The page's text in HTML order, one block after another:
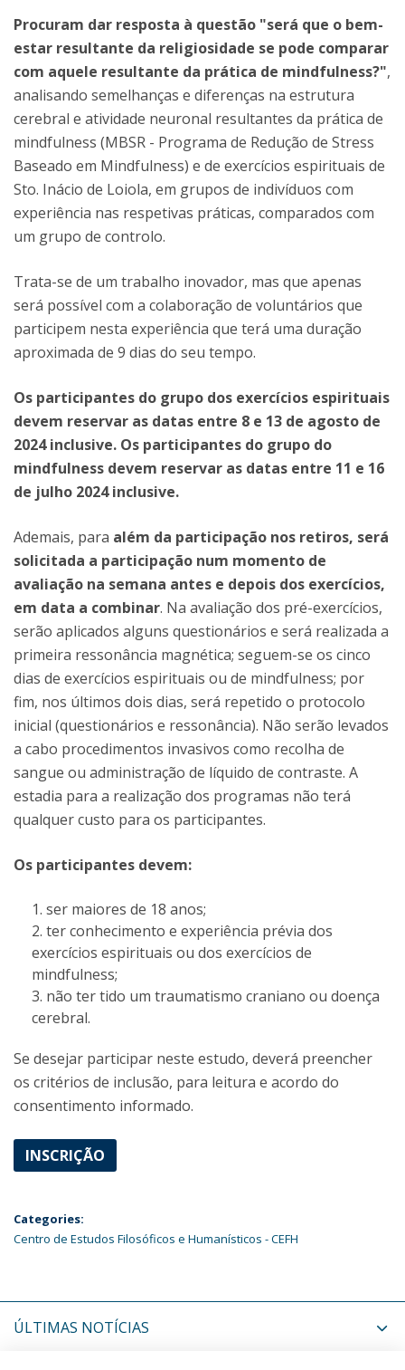
Procuram dar resposta à questão "será que o bem-
estar resultante da religiosidade se pode comparar
com aquele resultante da prática de mindfulness?",
analisando semelhanças e diferenças na estrutura
cerebral e atividade neuronal resultantes da prática de
mindfulness (MBSR - Programa de Redução de Stress
Baseado em Mindfulness) e de exercícios espirituais de
Sto. Inácio de Loiola, em grupos de indivíduos com
experiência nas respetivas práticas, comparados com
um grupo de controlo.
Trata-se de um trabalho inovador, mas que apenas
será possível com a colaboração de voluntários que
participem nesta experiência que terá uma duração
aproximada de 9 dias do seu tempo.
Os participantes do grupo dos exercícios espirituais
devem reservar as datas entre 8 e 13 de agosto de
2024 inclusive. Os participantes do grupo do
mindfulness devem reservar as datas entre 11 e 16
de julho 2024 inclusive.
Ademais, para além da participação nos retiros, será
solicitada a participação num momento de
avaliação na semana antes e depois dos exercícios,
em data a combinar. Na avaliação dos pré-exercícios,
serão aplicados alguns questionários e será realizada a
primeira ressonância magnética; seguem-se os cinco
dias de exercícios espirituais ou de mindfulness; por
fim, nos últimos dois dias, será repetido o protocolo
inicial (questionários e ressonância). Não serão levados
a cabo procedimentos invasivos como recolha de
sangue ou administração de líquido de contraste. A
estadia para a realização dos programas não terá
qualquer custo para os participantes.
Os participantes devem:
ser maiores de 18 anos;
ter conhecimento e experiência prévia dos
exercícios espirituais ou dos exercícios de
mindfulness;
não ter tido um traumatismo craniano ou doença
cerebral.
Se desejar participar neste estudo, deverá preencher
os critérios de inclusão, para leitura e acordo do
consentimento informado.
INSCRIÇÃO
Categories:
Centro de Estudos Filosóficos e Humanísticos - CEFH
ÚLTIMAS NOTÍCIAS